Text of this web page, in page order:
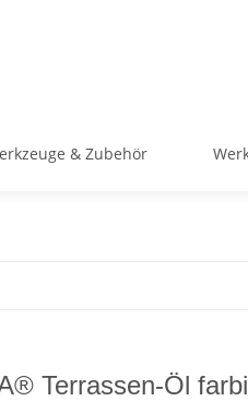
& Zubehör
Terrassen-Öl